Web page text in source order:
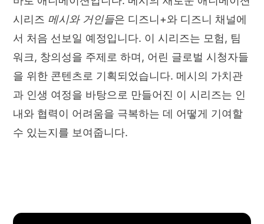
시리즈 메시와 거인들은 디즈니+와 디즈니 채널에
서 처음 선보일 예정입니다. 이 시리즈는 모험, 팀
워크, 창의성을 주제로 하며, 어린 글로벌 시청자들
을 위한 콘텐츠로 기획되었습니다. 메시의 가치관
과 인생 여정을 바탕으로 만들어진 이 시리즈는 인
내와 협력이 어려움을 극복하는 데 어떻게 기여할
수 있는지를 보여줍니다.